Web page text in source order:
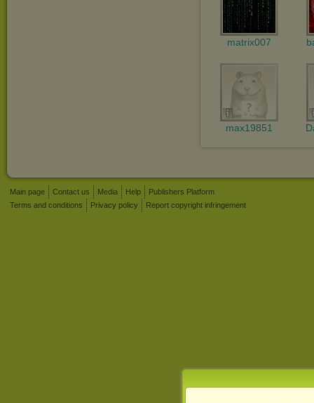
matrix007
max19851
Main page Contact us Media Help
Publishers Platform
Terms and conditions
Privacy policy Report copyright infringement